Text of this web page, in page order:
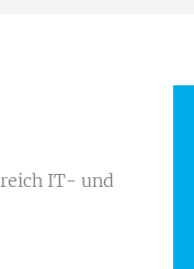
IT- und